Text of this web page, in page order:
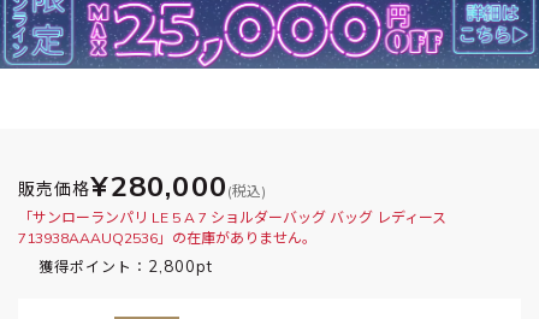
販売価格¥280,000 (税込)
「サンローランパリ LE 5 A 7 ショルダーバッグ バッグ レディース
713938AAAUQ2536」の在庫がありません。
獲得ポイント： 2,800pt